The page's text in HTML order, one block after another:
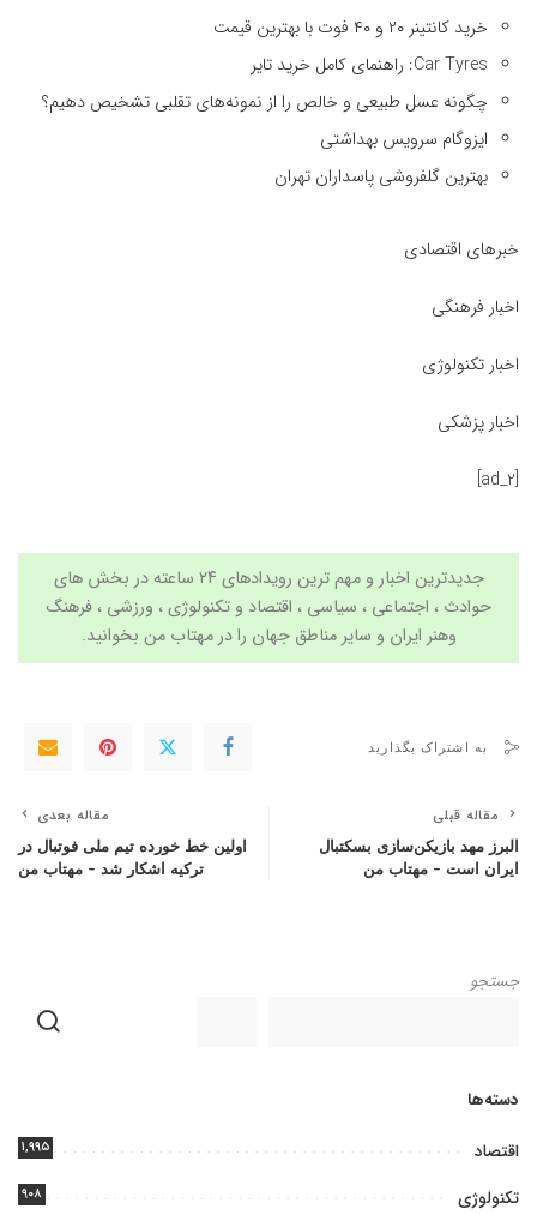
خرید کانتینر ۲۰ و ۴۰ فوت با بهترین قیمت
Car Tyres: راهنمای کامل خرید تایر
چگونه عسل طبیعی و خالص را از نمونه‌های تقلبی تشخیص دهیم؟
ایزوگام سرویس بهداشتی
بهترین گلفروشی پاسداران تهران
خبرهای اقتصادی
اخبار فرهنگی
اخبار تکنولوژی
اخبار پزشکی
[ad_2]
جدیدترین اخبار و مهم ترین رویدادهای ۲۴ ساعته در بخش های
حوادث ، اجتماعی ، سیاسی ، اقتصاد و تکنولوژی، ورزشی ، فرهنگ
وهنر ایران و سایر مناطق جهان را درمهتاب من بخوانید.
به اشتراک بگذارید
مقاله قبلی
البرز مهد بازیکن‌سازی بسکتبال
ایران است – مهتاب من
مقاله بعدی
اولین خط خورده تیم ملی فوتبال در
ترکیه اشکار شد – مهتاب من
جستجو
دسته‌ها
اقتصاد ۱,۹۹۵
تکنولوژی ۹۰۸